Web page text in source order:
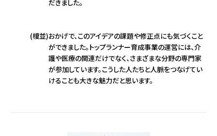
だきました。
(榎並)おかげで、このアイデアの課題や修正点にも気づくこと
ができました。トップランナー育成事業の運営には、介
護や医療の関連だけでなく、さまざまな分野の専門家
が参加しています。こうした人たちと人脈をつなげてい
けることも大きな魅力だと思います。